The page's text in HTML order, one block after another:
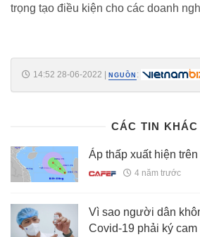
trọng tạo điều kiện cho các doanh
14:52 28-06-2022 | NGUỒN :
CÁC TIN KHÁC
Áp thấp xuất hiện
4 năm trước
Vì sao người dân
Covid-19 phải ký